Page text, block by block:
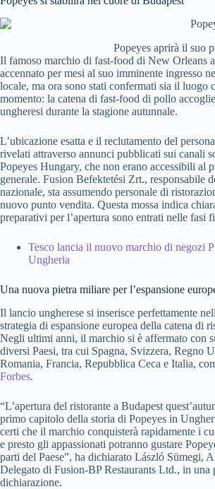
Popeyes aprirà il suo
Il famoso marchio di fast-food di New Orleans
accennato per mesi al suo imminente ingresso
locale, ma ora sono stati confermati sia il luogo
momento: la catena di fast-food di pollo
ungheresi durante la stagione autunnale.
L’ubicazione esatta e il reclutamento del
rivelati attraverso annunci pubblicati sui canali
Popeyes Hungary, che non erano accessibili al
generale. Fusion Befektetési Zrt., responsabile
nazionale, sta assumendo personale di
nuovo punto vendita. Questa mossa indica
preparativi per l’apertura sono entrati nelle fasi
Tesco lancia il nuovo marchio di negozi
Ungheria
Una nuova pietra miliare per l’espansione
Il lancio ungherese si inserisce perfettamente
strategia di espansione europea della catena di
Negli ultimi anni, il marchio si è affermato con
diversi Paesi, tra cui Spagna, Svizzera, Regno
Romania, Francia, Repubblica Ceca e Italia,
Forbes.
“L’apertura del ristorante a Budapest
primo capitolo della storia di Popeyes in
certi che il marchio conquisterà rapidamente i
e presto gli appassionati potranno gustare
parti del Paese”, ha dichiarato László Sümegi,
Delegato di Fusion-BP Restaurants Ltd., in una
dichiarazione.